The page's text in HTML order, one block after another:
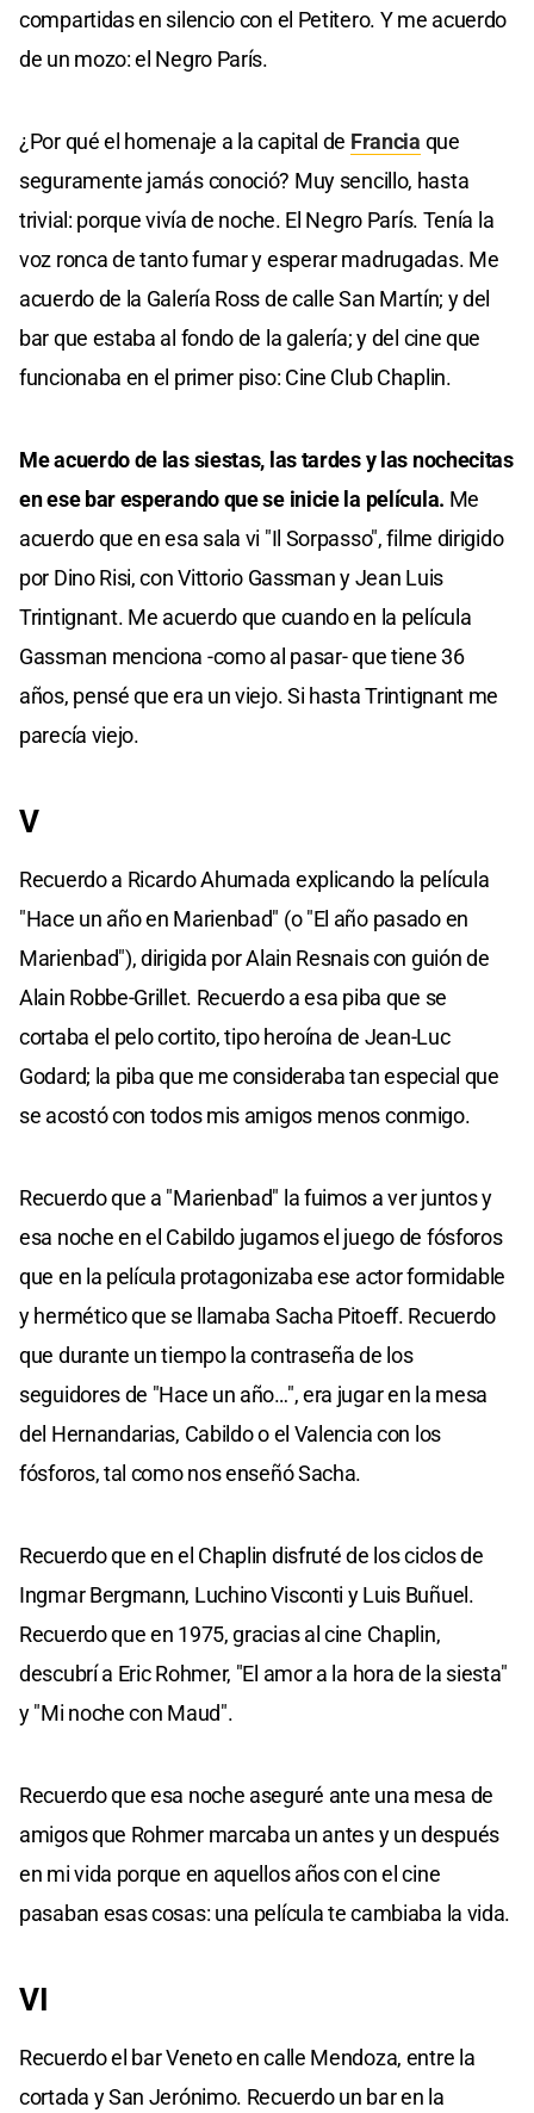
compartidas en silencio con el Petitero. Y me acuerdo
de un mozo: el Negro París.
¿Por qué el homenaje a la capital de Francia que
seguramente jamás conoció? Muy sencillo, hasta
trivial: porque vivía de noche. El Negro París. Tenía la
voz ronca de tanto fumar y esperar madrugadas. Me
acuerdo de la Galería Ross de calle San Martín; y del
bar que estaba al fondo de la galería; y del cine que
funcionaba en el primer piso: Cine Club Chaplin.
Me acuerdo de las siestas, las tardes y las nochecitas
en ese bar esperando que se inicie la película. Me
acuerdo que en esa sala vi "Il Sorpasso", filme dirigido
por Dino Risi, con Vittorio Gassman y Jean Luis
Trintignant. Me acuerdo que cuando en la película
Gassman menciona -como al pasar- que tiene 36
años, pensé que era un viejo. Si hasta Trintignant me
parecía viejo.
V
Recuerdo a Ricardo Ahumada explicando la película
"Hace un año en Marienbad" (o "El año pasado en
Marienbad"), dirigida por Alain Resnais con guión de
Alain Robbe-Grillet. Recuerdo a esa piba que se
cortaba el pelo cortito, tipo heroína de Jean-Luc
Godard; la piba que me consideraba tan especial que
se acostó con todos mis amigos menos conmigo.
Recuerdo que a "Marienbad" la fuimos a ver juntos y
esa noche en el Cabildo jugamos el juego de fósforos
que en la película protagonizaba ese actor formidable
y hermético que se llamaba Sacha Pitoeff. Recuerdo
que durante un tiempo la contraseña de los
seguidores de "Hace un año…", era jugar en la mesa
del Hernandarias, Cabildo o el Valencia con los
fósforos, tal como nos enseñó Sacha.
Recuerdo que en el Chaplin disfruté de los ciclos de
Ingmar Bergmann, Luchino Visconti y Luis Buñuel.
Recuerdo que en 1975, gracias al cine Chaplin,
descubrí a Eric Rohmer, "El amor a la hora de la siesta"
y "Mi noche con Maud".
Recuerdo que esa noche aseguré ante una mesa de
amigos que Rohmer marcaba un antes y un después
en mi vida porque en aquellos años con el cine
pasaban esas cosas: una película te cambiaba la vida.
VI
Recuerdo el bar Veneto en calle Mendoza, entre la
cortada y San Jerónimo. Recuerdo un bar en la